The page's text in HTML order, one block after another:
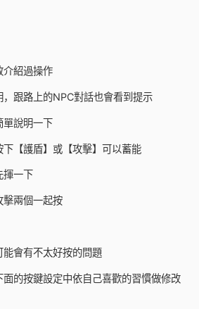
介紹過操作
跟路上的NPC對話也會看到提示
單說明一下
【護盾】或【攻擊】可以蓄能
揮一下
擊兩個一起按
會有不太好按的問題
的按鍵設定中依自己喜歡的習慣做修改